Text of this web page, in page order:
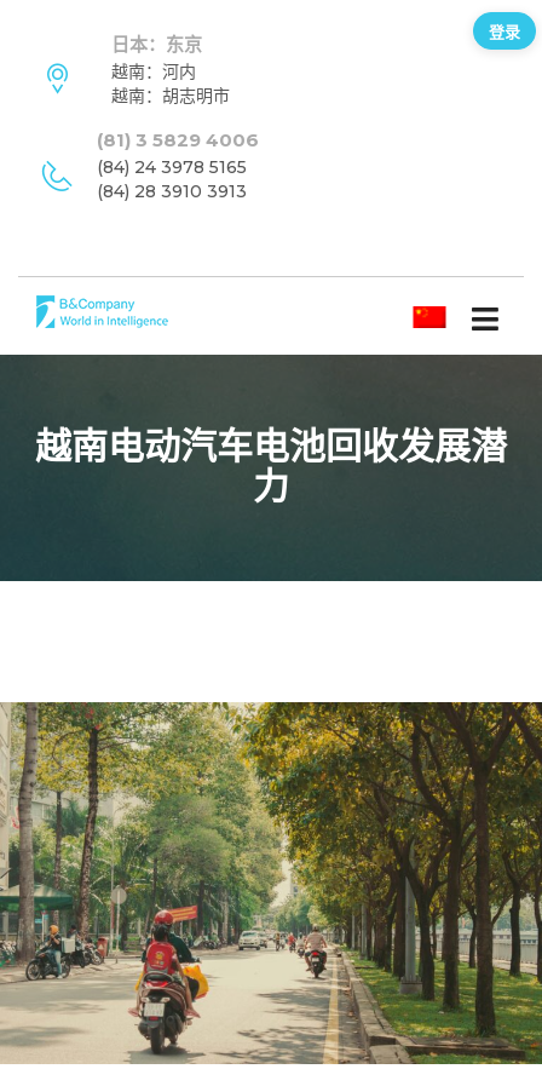
日本：东京
越南：河内
越南：胡志明市
(81) 3 5829 4006
(84) 24 3978 5165
(84) 28 3910 3913
简体中文
越南电动汽车电池回收发展潜
力
登录